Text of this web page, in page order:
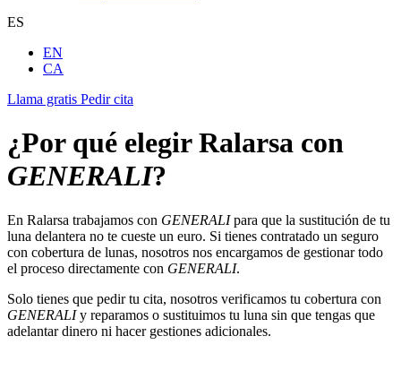
ES
EN
CA
Llama gratis Pedir cita
¿Por qué elegir Ralarsa con
GENERALI?
En Ralarsa trabajamos con GENERALIpara que la sustitución de tu
luna delantera no te cueste un euro. Si tienes contratado un seguro
con cobertura de lunas, nosotros nos encargamos de gestionar todo
el proceso directamente con GENERALI.
Solo tienes que pedir tu cita, nosotros verificamos tu cobertura con
GENERALIy reparamos o sustituimos tu luna sin que tengas que
adelantar dinero ni hacer gestiones adicionales.